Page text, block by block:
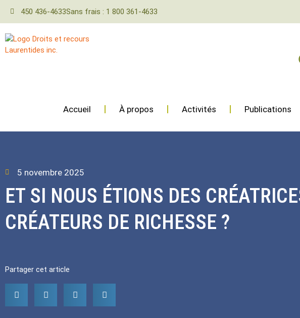
450 436-4633Sans frais : 1 800 361-4633
Accueil À propos Activités Publications
5 novembre 2025
ET SI NOUS ÉTIONS DES
CRÉATEURS DE RICHESSE ?
Partager cet article